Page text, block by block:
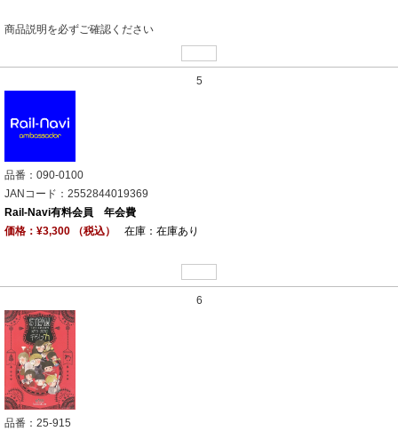
商品説明を必ずご確認ください
5
品番：090-0100
JANコード：2552844019369
Rail-Navi有料会員 年会費
価格：¥3,300 （税込）
在庫：在庫あり
6
品番：25-915